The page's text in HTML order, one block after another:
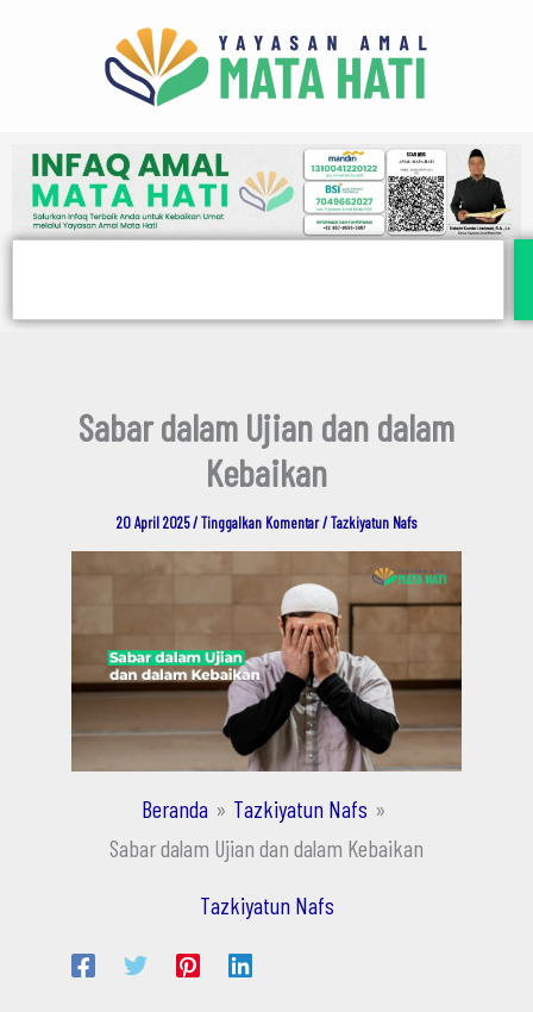
Sabar dalam Ujian dan dalam
Kebaikan
20 April 2025/Tinggalkan Komentar/Tazkiyatun Nafs
Beranda
Tazkiyatun Nafs
Sabar dalam Ujian dan dalam Kebaikan
Tazkiyatun Nafs